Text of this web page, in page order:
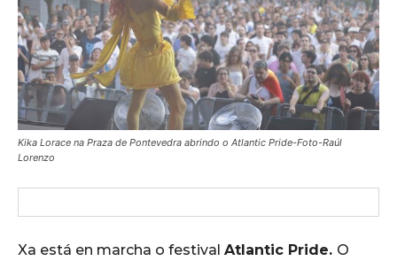
Kika Lorace na Praza de Pontevedra abrindo o Atlantic Pride-Foto-Raúl
Lorenzo
Xa está en marcha o festival Atlantic Pride. O